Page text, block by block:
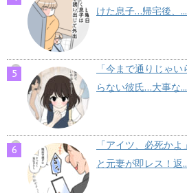
けた息子…帰宅後、...
「今まで通りじゃ
らない彼氏…大事な...
「アイツ、必死か
と元妻が即レス！返